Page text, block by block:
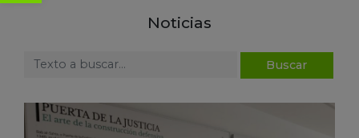
Noticias